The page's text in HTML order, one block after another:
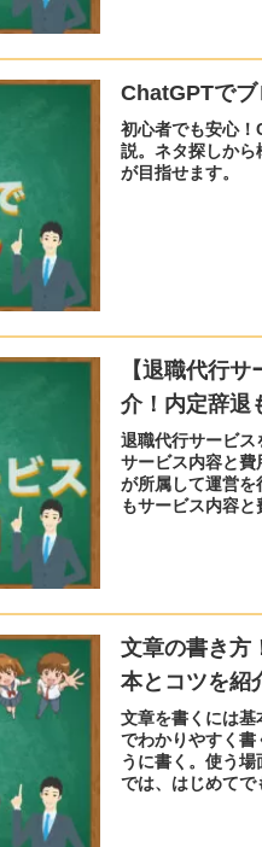
ChatGPTでブ
初心者でも安心
説。ネタ探しから
が目指せます。
【退職代行
介！内定辞退
退職代行サービス
サービス内容と費
が所属して運営を
もサービス内容
文章の書き方
本とコツを紹
文章を書くには基
でわかりやすく書
うに書く。使う
では、はじめてで